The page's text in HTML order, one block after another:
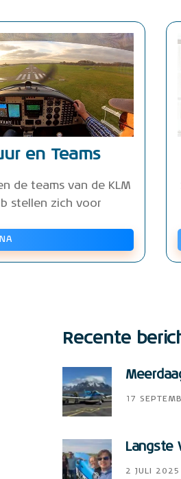
en Teams
de teams van de KLM
stellen zich voor
Recente
17
Langste
2 JULI 2025